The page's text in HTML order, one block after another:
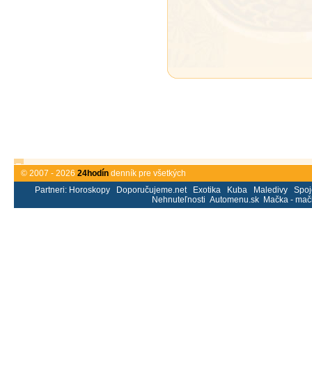
© 2007 - 2026 24hodín denník pre všetkých
Partneri: Horoskopy Doporučujeme.net Exotika Kuba Maledivy
Nehnuteľnosti Automenu.sk Mačka -